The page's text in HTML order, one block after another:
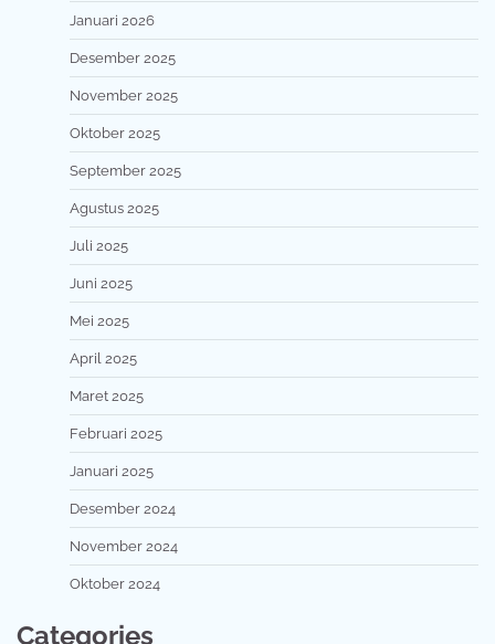
Januari 2026
Desember 2025
November 2025
Oktober 2025
September 2025
Agustus 2025
Juli 2025
Juni 2025
Mei 2025
April 2025
Maret 2025
Februari 2025
Januari 2025
Desember 2024
November 2024
Oktober 2024
Categories